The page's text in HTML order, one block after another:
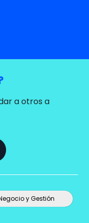
a otros a
y Gestión